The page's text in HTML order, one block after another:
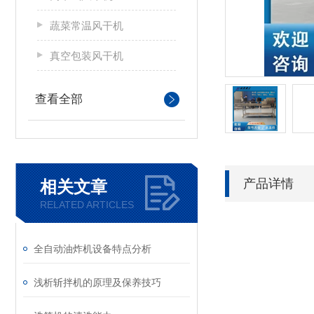
蔬菜常温风干机
真空包装风干机
查看全部
相关文章
RELATED ARTICLES
全自动油炸机设备特点分析
浅析斩拌机的原理及保养技巧
产品详情